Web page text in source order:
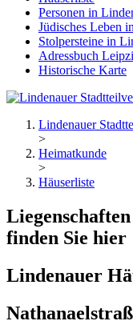
Personen in
Jüdisches Leben
Stolpersteine in
Adressbuch
Historische Karte
Lindenauer
>
Heimatkunde
>
Häuserliste
finden Sie hier
Lindenauer